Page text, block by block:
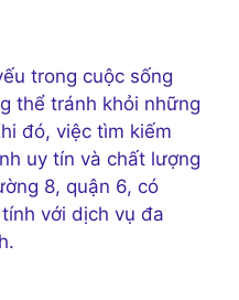
trong cuộc sống
thể tránh khỏi những
đó, việc tìm kiếm
uy tín và chất lượng
8, quận 6, có
với dịch vụ đa